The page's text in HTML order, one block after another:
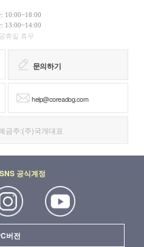
10:00~18:00
13:00~14:00
휴일 휴무
문의하기
help@coreadog.com
금주:(주)국개대표
SNS 공식계정
버전